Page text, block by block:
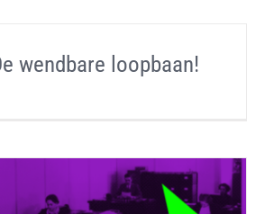
wendbare loopbaan!